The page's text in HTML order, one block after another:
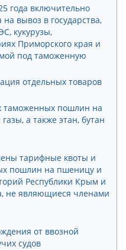
года включительно
вывоз в государства,
кукурузы,
Приморского края и
под таможенную
отдельных товаров
таможенных пошлин на
а также этан, бутан
тарифные квоты и
пошлин на пшеницу и
Республики Крым и
не являющиеся членами
от ввозной
судов